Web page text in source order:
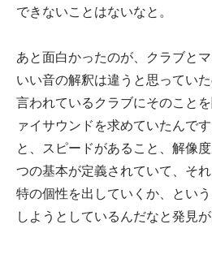
できないことはないなと。
あと面白かったのが、クラブと
いい音の解釈は違うと思ってい
言われているクラブにそのこと
ァイサウンドを求めていたんで
と、スピードがあること、解像
つの基本が定義されていて、そ
特の個性を出していくか、とい
しようとしているんだなと発見が